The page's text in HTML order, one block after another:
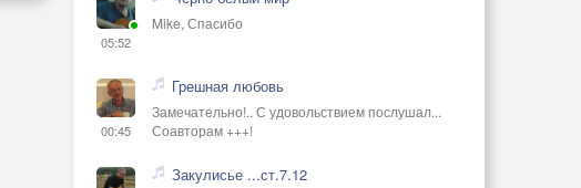
05:52
Mike, Спасибо
00:45
Грешная любовь
Замечательно!.. С удовольствием послушал...
Соавторам +++!
Закулисье ...ст.7.12